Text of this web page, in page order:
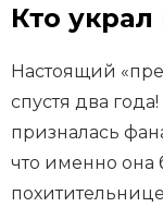
Кто
Настоящий
спустя два
призналась
что именно она